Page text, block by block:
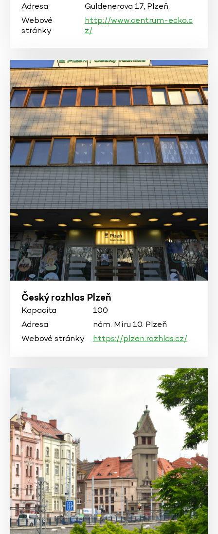
Adresa
Guldenerova 17, Plzeň
Webové
stránky
http://www.centrum-ecko.c
z/
Český rozhlas Plzeň
Kapacita
100
Adresa
nám. Míru 10. Plzeň
Webové stránky
https://plzen.rozhlas.cz/